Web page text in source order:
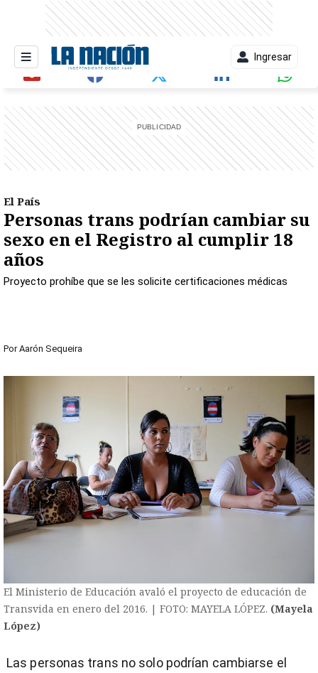
Ingresar
El País
Personas trans podrían cambiar su
sexo en el Registro al cumplir 18
años
Proyecto prohíbe que se les solicite certificaciones médicas
Por Aarón Sequeira
El Ministerio de Educación avaló el proyecto de educación de
Transvida en enero del 2016. | FOTO: MAYELA LÓPEZ. (Mayela
López)
Las personas trans no solo podrían cambiarse el